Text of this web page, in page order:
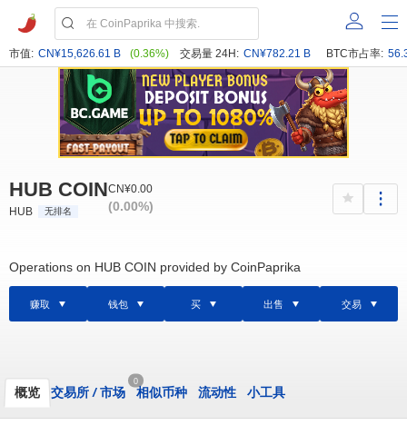
市值: CN¥15,626.61 B (0.36%) 交易量 24H: CN¥782.21 B BTC市占率:
HUB COIN
HUB 无排名
CN¥0.00
(0.00%)
Operations on HUB COIN provided by CoinPaprika
赚取 钱包 买 出售 交易
概览 交易所 /市场
0
相似币种 流动性 小工具